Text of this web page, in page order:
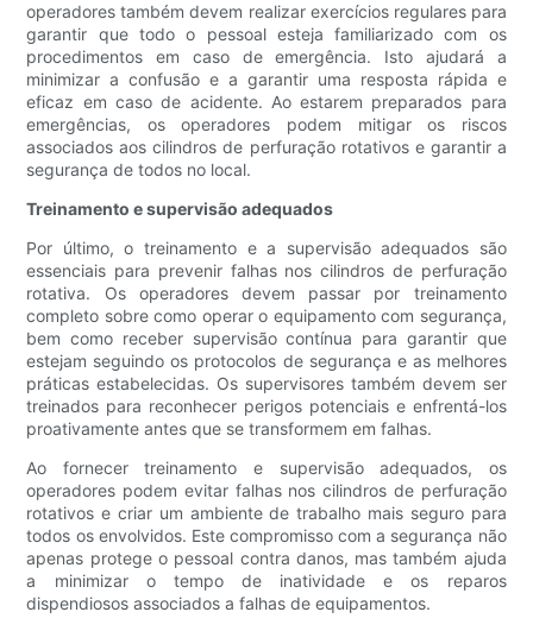
operadores também devem realizar exercícios regulares para
garantir que todo o pessoal esteja familiarizado com os
procedimentos em caso de emergência. Isto ajudará a
minimizar a confusão e a garantir uma resposta rápida e
eficaz em caso de acidente. Ao estarem preparados para
emergências, os operadores podem mitigar os riscos
associados aos cilindros de perfuração rotativos e garantir a
segurança de todos no local.
Treinamento e supervisão adequados
Por último, o treinamento e a supervisão adequados são
essenciais para prevenir falhas nos cilindros de perfuração
rotativa. Os operadores devem passar por treinamento
completo sobre como operar o equipamento com segurança,
bem como receber supervisão contínua para garantir que
estejam seguindo os protocolos de segurança e as melhores
práticas estabelecidas. Os supervisores também devem ser
treinados para reconhecer perigos potenciais e enfrentá-los
proativamente antes que se transformem em falhas.
Ao fornecer treinamento e supervisão adequados, os
operadores podem evitar falhas nos cilindros de perfuração
rotativos e criar um ambiente de trabalho mais seguro para
todos os envolvidos. Este compromisso com a segurança não
apenas protege o pessoal contra danos, mas também ajuda
a minimizar o tempo de inatividade e os reparos
dispendiosos associados a falhas de equipamentos.